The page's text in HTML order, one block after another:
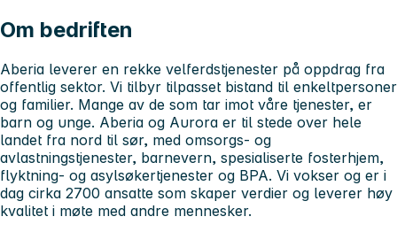
Om bedriften
Aberia leverer en rekke velferdstjenester på oppdrag fra
offentlig sektor. Vi tilbyr tilpasset bistand til enkeltpersoner
og familier. Mange av de som tar imot våre tjenester, er
barn og unge. Aberia og Aurora er til stede over hele
landet fra nord til sør, med omsorgs- og
avlastningstjenester, barnevern, spesialiserte fosterhjem,
flyktning- og asylsøkertjenester og BPA. Vi vokser og er i
dag cirka 2700 ansatte som skaper verdier og leverer høy
kvalitet i møte med andre mennesker.